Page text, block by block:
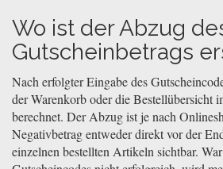
Wo ist der Abzug
Gutscheinbetrags
Nach erfolgter Eingabe des
der Warenkorb oder die Bestellübersicht
berechnet. Der Abzug ist je nach
Negativbetrag entweder direkt vor der
einzelnen bestellten Artikeln sichtbar.